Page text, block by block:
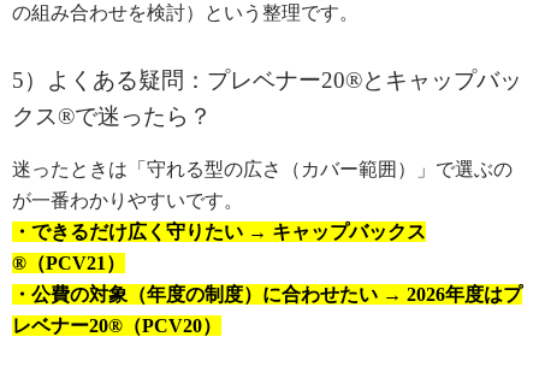
の組み合わせを検討）という整理です。
5）よくある疑問：プレベナー20®とキャップバッ
クス®で迷ったら？
迷ったときは「守れる型の広さ（カバー範囲）」で選ぶの
が一番わかりやすいです。
・できるだけ広く守りたい → キャップバックス
®（PCV21）
・公費の対象（年度の制度）に合わせたい → 2026年度はプ
レベナー20®（PCV20）